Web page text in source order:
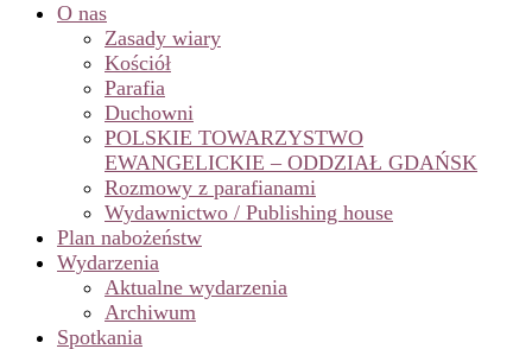
O nas
Zasady wiary
Kościół
Parafia
Duchowni
POLSKIE TOWARZYSTWO
EWANGELICKIE – ODDZIAŁ GDAŃSK
Rozmowy z parafianami
Wydawnictwo / Publishing house
Plan nabożeństw
Wydarzenia
Aktualne wydarzenia
Archiwum
Spotkania